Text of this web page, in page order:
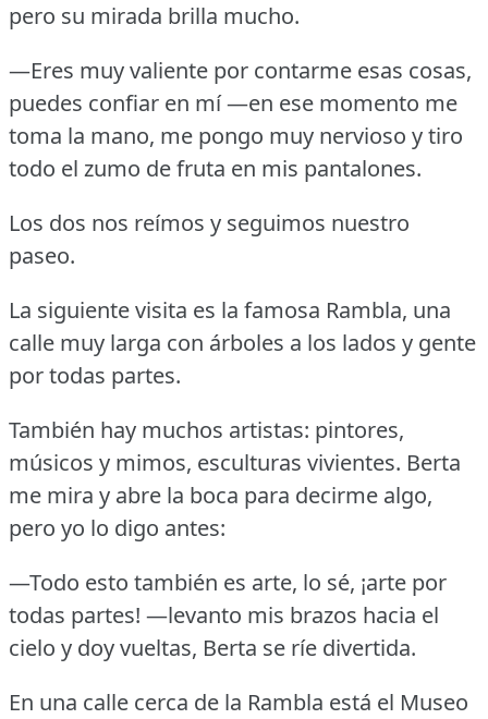
pero su mirada brilla mucho.
—Eres muy valiente por contarme esas cosas,
puedes confiar en mí —en ese momento me
toma la mano, me pongo muy nervioso y tiro
todo el zumo de fruta en mis pantalones.
Los dos nos reímos y seguimos nuestro
paseo.
La siguiente visita es la famosa Rambla, una
calle muy larga con árboles a los lados y gente
por todas partes.
También hay muchos artistas: pintores,
músicos y mimos, esculturas vivientes. Berta
me mira y abre la boca para decirme algo,
pero yo lo digo antes:
—Todo esto también es arte, lo sé, ¡arte por
todas partes! —levanto mis brazos hacia el
cielo y doy vueltas, Berta se ríe divertida.
En una calle cerca de la Rambla está el Museo